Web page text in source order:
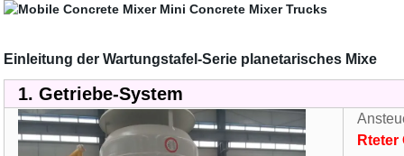
Einleitung der Wartungstafel-Serie planetarisches Mixe
1.Getriebe-System